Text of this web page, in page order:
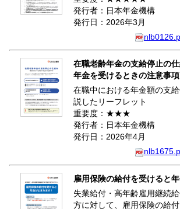
発行者：日本年金機構
発行日：2026年3月
在職老齢年金の支給停止の
年金を受けるときの注意事項
在職中における年金額の支
説したリーフレット
重要度：★★★
発行者：日本年金機構
発行日：2026年4月
雇用保険の給付を受けると
失業給付・高年齢雇用継続
方に対して、雇用保険の給